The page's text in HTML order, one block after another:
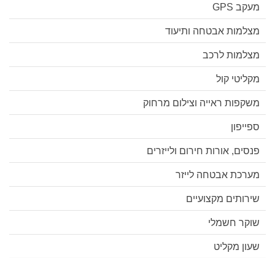
מעקב GPS
מצלמות אבטחה ותיעוד
מצלמות לרכב
מקליטי קול
משקפות ראייה וצילום מרחוק
ספייפון
פנסים, אורות חירום ולייזרים
מערכת אבטחה לייזר
שירותים מקצועיים
שוקר חשמלי
שעון מקליט